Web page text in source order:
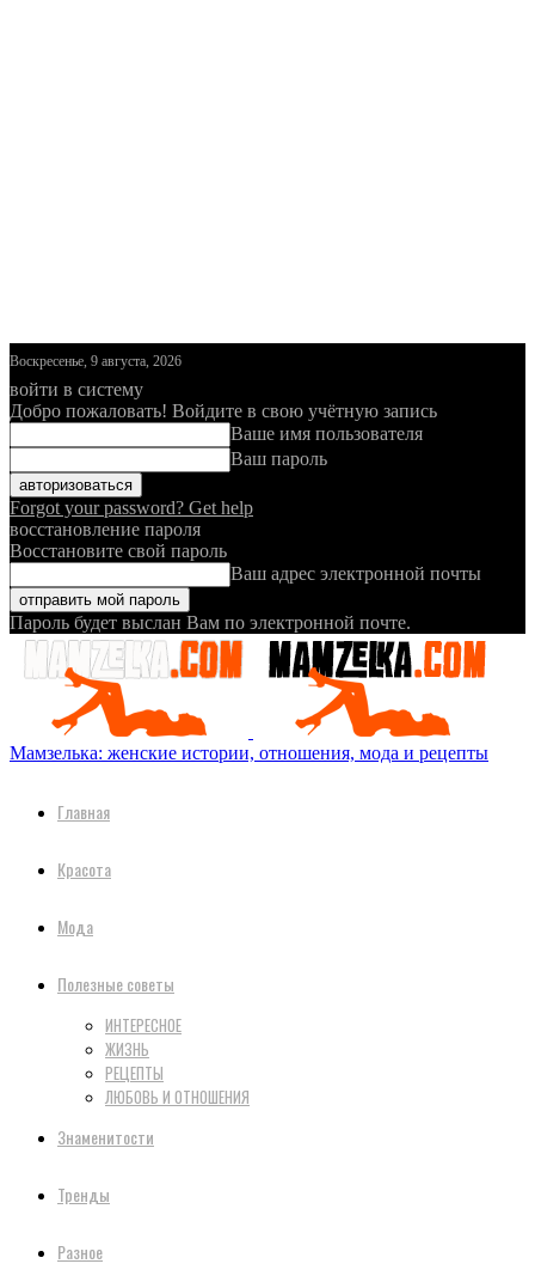
Воскресенье, 9 августа, 2026
войти в систему
Добро пожаловать! Войдите в свою учётную запись
Ваше имя пользователя
Ваш пароль
Forgot your password? Get help
восстановление пароля
Восстановите свой пароль
Ваш адрес электронной почты
Пароль будет выслан Вам по электронной почте.
Мамзелька: женские истории, отношения, мода и рецепты
Главная
Красота
Мода
Полезные советы
ИНТЕРЕСНОЕ
ЖИЗНЬ
РЕЦЕПТЫ
ЛЮБОВЬ И ОТНОШЕНИЯ
Знаменитости
Тренды
Разное